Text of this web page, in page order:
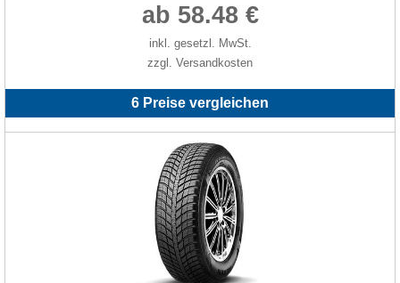
ab 58.48 €
inkl. gesetzl. MwSt.
zzgl. Versandkosten
6 Preise vergleichen